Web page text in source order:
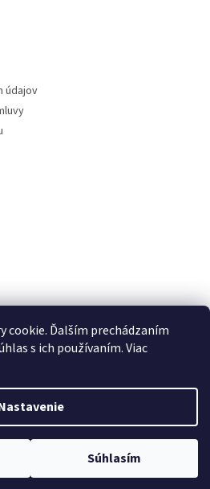
cookie. Ďalším prechádzaním
s ich používaním. Viac
Súhlasím
údajov
práva vyhradené.Upraviť nastavenie